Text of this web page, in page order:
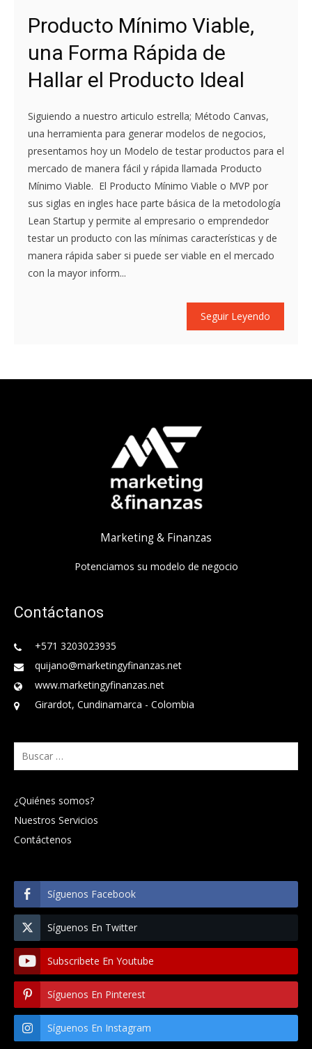
Producto Mínimo Viable,
una Forma Rápida de
Hallar el Producto Ideal
Siguiendo a nuestro articulo estrella; Método Canvas,
una herramienta para generar modelos de negocios,
presentamos hoy un Modelo de testar productos para el
mercado de manera fácil y rápida llamada Producto
Mínimo Viable. El Producto Mínimo Viable o MVP por
sus siglas en ingles hace parte básica de la metodología
Lean Startup y permite al empresario o emprendedor
testar un producto con las mínimas características y de
manera rápida saber si puede ser viable en el mercado
con la mayor inform...
Seguir Leyendo
Marketing & Finanzas
Potenciamos su modelo de negocio
Contáctanos
+571 3203023935
quijano@marketingyfinanzas.net
www.marketingyfinanzas.net
Girardot, Cundinamarca - Colombia
Buscar:
¿Quiénes somos?
Nuestros Servicios
Contáctenos
Síguenos Facebook
Síguenos En Twitter
Subscribete En Youtube
Síguenos En Pinterest
Síguenos En Instagram